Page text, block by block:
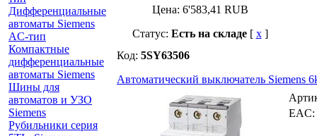
Дифференциальные
автоматы Siemens
AС-тип
Компактные
дифференциальные
автоматы Siemens
Шины для
автоматов и УЗО
Siemens
Рубильники серия
Цена: 6'583,41 RUB
Статус: Есть на складе[ x]
Код: 5SY63506
Автоматический выключатель Siemens
EAC: